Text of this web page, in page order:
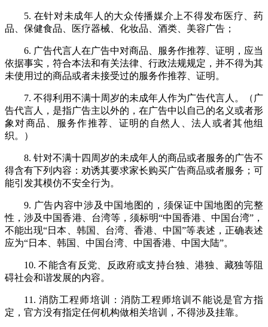
5. 在针对未成年人的大众传播媒介上不得发布医疗、药
品、保健食品、医疗器械、化妆品、酒类、美容广告；
6. 广告代言人在广告中对商品、服务作推荐、证明，应当
依据事实，符合本法和有关法律、行政法规规定，并不得为其
未使用过的商品或者未接受过的服务作推荐、证明。
7. 不得利用不满十周岁的未成年人作为广告代言人。（广
告代言人，是指广告主以外的，在广告中以自己的名义或者形
象对商品、服务作推荐、证明的自然人、法人或者其他组
织。）
8. 针对不满十四周岁的未成年人的商品或者服务的广告不
得含有下列内容：劝诱其要求家长购买广告商品或者服务；可
能引发其模仿不安全行为。
9. 广告内容中涉及中国地图的，须保证中国地图的完整
性，涉及中国香港、台湾等，须标明“中国香港、中国台湾”，
不能出现“日本、韩国、台湾、香港、中国”等表述，正确表述
应为“日本、韩国、中国台湾、中国香港、中国大陆”。
10. 不能含有反党、反政府或支持台独、港独、藏独等阻
碍社会和谐发展的内容。
11. 消防工程师培训：消防工程师培训不能说是官方指
定，官方没有指定任何机构做相关培训，不得涉及挂靠。